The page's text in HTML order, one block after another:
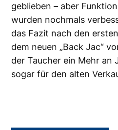
geblieben – aber
wurden nochmals
das Fazit nach den
dem neuen „Back Jac“
der Taucher ein Mehr an
sogar für den alten